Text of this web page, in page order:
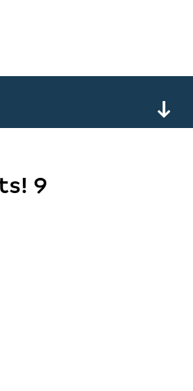
9